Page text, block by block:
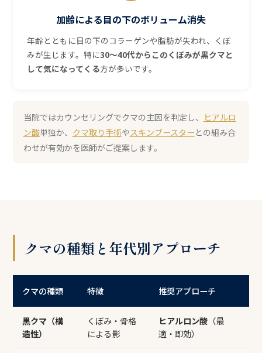
加齢による目の下のボリューム消失
年齢とともに目の下のコラーゲンや脂肪が失われ、くぼ
みが生じます。特に30〜40代からこのくぼみが黒クマと
して気になってくる方が多いです。
当院ではカウンセリングでクマの主因を判定し、
ヒアルロ
ン酸単独か、 クマ取り手術やスキンブースター との組み合
わせが有効かを医師がご提案します。
クマの種類と年代別アプローチ
クマの種類 特徴 推奨アプローチ
黒クマ（構
造性）
くぼみ・骨格
による影
ヒアルロン酸 （最
適・即効）